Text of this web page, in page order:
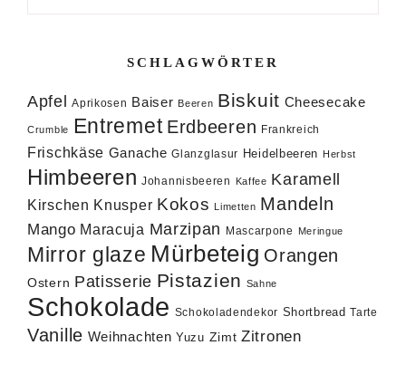
SCHLAGWÖRTER
Apfel Aprikosen Baiser Beeren Biskuit Cheesecake
Crumble Entremet Erdbeeren Frankreich
Frischkäse Ganache Glanzglasur Heidelbeeren Herbst
Himbeeren Johannisbeeren Kaffee Karamell
Kirschen Knusper Kokos Limetten Mandeln
Mango Maracuja Marzipan Mascarpone Meringue
Mirror glaze Mürbeteig Orangen
Ostern Patisserie Pistazien Sahne
Schokolade Schokoladendekor Shortbread Tarte
Vanille Weihnachten Yuzu Zimt Zitronen